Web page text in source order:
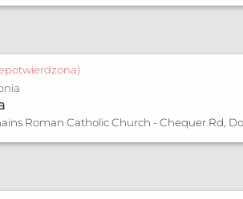
Roman Catholic Church - Chequer Rd,